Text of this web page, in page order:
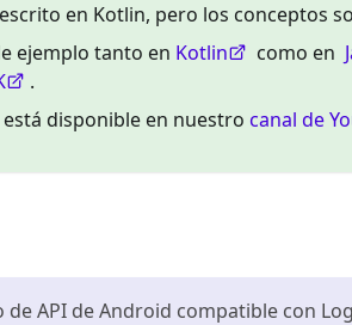
en Kotlin, pero los conceptos
ejemplo tanto en Kotlin como en
.
disponible en nuestro canal de
de API de Android compatible con